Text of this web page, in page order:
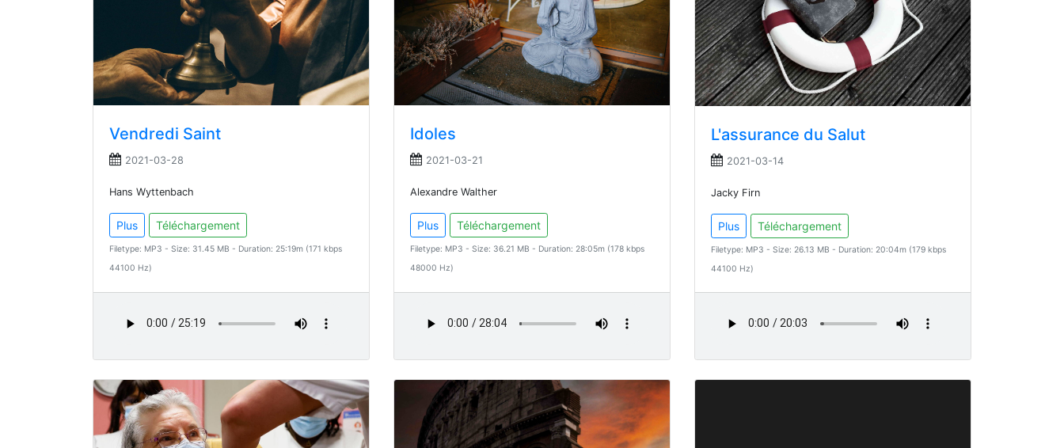
Vendredi Saint
2021-03-28
Hans Wyttenbach
Plus Téléchargement
Filetype: MP3 - Size: 31.45 MB - Duration: 25:19m (171 kbps
44100 Hz)
Idoles
2021-03-21
Alexandre Walther
Plus Téléchargement
Filetype: MP3 - Size: 36.21 MB - Duration: 28:05m (178 kbps
48000 Hz)
L'assurance du Salut
2021-03-14
Jacky Firn
Plus Téléchargement
Filetype: MP3 - Size: 26.13 MB - Duration: 20:04m (179 kbps
44100 Hz)